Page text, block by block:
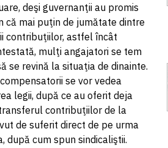
deşi guvernanţii au promis
că mai puţin de jumătate dintre
contribuţiilor, astfel încât
mulţi angajatori se tem
se revină la situaţia de dinainte.
se vor vedea
legii, după ce au oferit deja
contribuţiilor de la
de suferit direct de pe urma
după cum spun sindicaliştii.